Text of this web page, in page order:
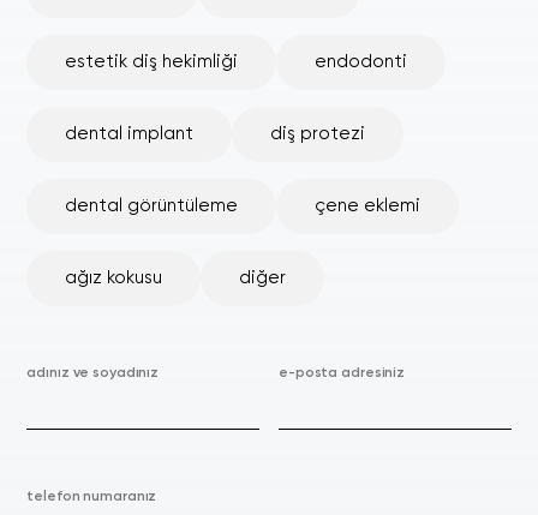
estetik diş hekimliği endodonti
dental implant diş protezi
dental görüntüleme çene eklemi
ağız kokusu diğer
adınız ve soyadınız e-posta adresiniz
telefon numaranız